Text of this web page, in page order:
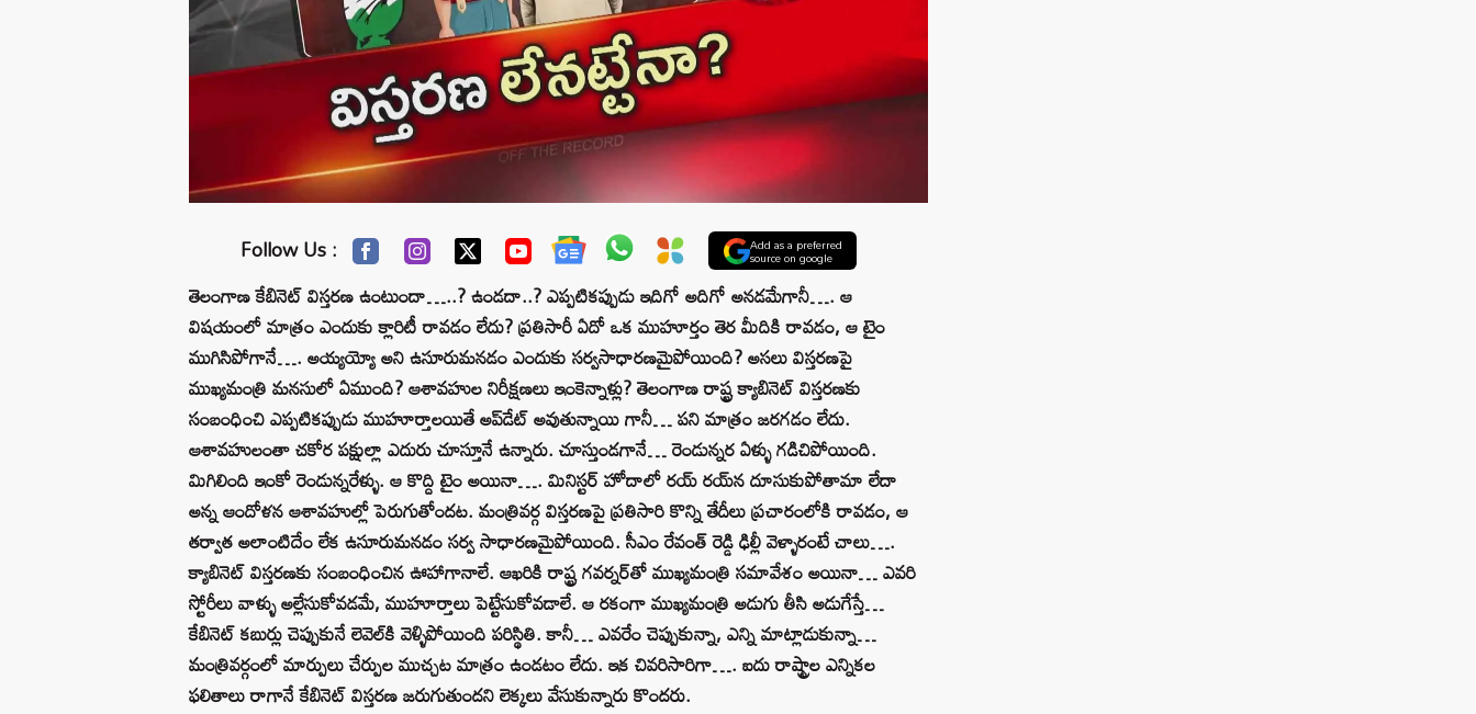
Follow Us : Add as a preferred
source on google
తెలంగాణ కేబినెట్‌ విస్తరణ ఉంటుందా…..? ఉండదా..? ఎప్పటికప్పుడు ఇదిగో అదిగో అనడమేగానీ…. ఆ
విషయంలో మాత్రం ఎందుకు క్లారిటీ రావడం లేదు? ప్రతిసారీ ఏదో ఒక ముహూర్తం తెర మీదికి రావడం, ఆ టైం
ముగిసిపోగానే…. అయ్యయ్యో అని ఉసూరుమనడం ఎందుకు సర్వసాధారణమైపోయింది? అసలు విస్తరణపై
ముఖ్యమంత్రి మనసులో ఏముంది? ఆశావహుల నిరీక్షణలు ఇంకెన్నాళ్లు? తెలంగాణ రాష్ట్ర క్యాబినెట్ విస్తరణకు
సంబంధించి ఎప్పటికప్పుడు ముహూర్తాలయితే అప్‌డేట్‌ అవుతున్నాయి గానీ… పని మాత్రం జరగడం లేదు.
ఆశావహులంతా చకోర పక్షుల్లా ఎదురు చూస్తూనే ఉన్నారు. చూస్తుండగానే… రెండున్నర ఏళ్ళు గడిచిపోయింది.
మిగిలింది ఇంకో రెండున్నరేళ్ళు. ఆ కొద్ది టైం అయినా…. మినిస్టర్‌ హోదాలో రయ్‌ రయ్‌న దూసుకుపోతామా లేదా
అన్న ఆందోళన ఆశావహుల్లో పెరుగుతోందట. మంత్రివర్గ విస్తరణపై ప్రతిసారి కొన్ని తేదీలు ప్రచారంలోకి రావడం, ఆ
తర్వాత అలాంటిదేం లేక ఉసూరుమనడం సర్వ సాధారణమైపోయింది. సీఎం రేవంత్ రెడ్డి ఢిల్లీ వెళ్ళారంటే చాలు….
క్యాబినెట్ విస్తరణకు సంబంధించిన ఊహాగానాలే. ఆఖరికి రాష్ట్ర గవర్నర్‌తో ముఖ్యమంత్రి సమావేశం అయినా… ఎవరి
స్టోరీలు వాళ్ళు అల్లేసుకోవడమే, ముహూర్తాలు పెట్టేసుకోవడాలే. ఆ రకంగా ముఖ్యమంత్రి అడుగు తీసి అడుగేస్తే…
కేబినెట్‌ కబుర్లు చెప్పుకునే లెవెల్‌కి వెళ్ళిపోయింది పరిస్థితి. కానీ… ఎవరేం చెప్పుకున్నా, ఎన్ని మాట్లాడుకున్నా…
మంత్రివర్గంలో మార్పులు చేర్పుల ముచ్చట మాత్రం ఉండటం లేదు. ఇక చివరిసారిగా…. ఐదు రాష్ట్రాల ఎన్నికల
ఫలితాలు రాగానే కేబినెట్‌ విస్తరణ జరుగుతుందని లెక్కలు వేసుకున్నారు కొందరు.